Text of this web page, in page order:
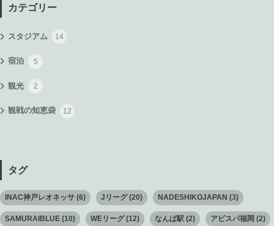
カテゴリー
スタジアム 14
宿泊 5
観光 2
観戦の知恵袋 12
タグ
INAC神戸レオネッサ (6) Jリーグ(20) NADESHIKOJAPAN (3)
SAMURAIBLUE (10) WEリーグ(12) なんば駅 (2) アビスパ福岡 (2)